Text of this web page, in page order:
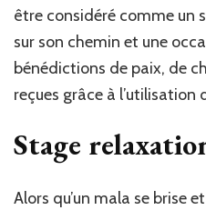
être considéré comme un
sur son chemin et une
bénédictions de paix, de
reçues grâce à l’utilisation
Stage
Alors qu’un mala se brise